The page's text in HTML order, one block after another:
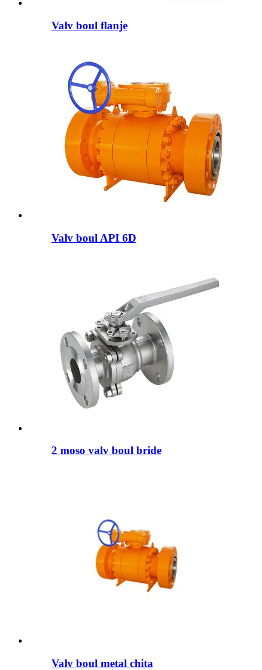
Valv boul flanje
Valv boul API 6D
2 moso valv boul bride
Valv boul metal chita